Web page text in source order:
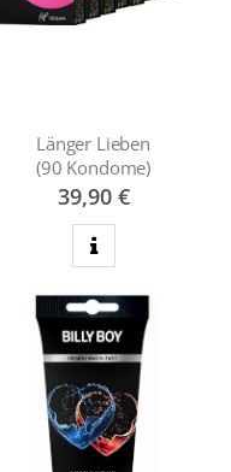
Länger Lieben
(90 Kondome)
39,90 €